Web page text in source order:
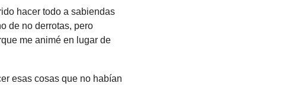
hacer todo a sabiendas
de no derrotas, pero
me animé en lugar de
esas cosas que no habían